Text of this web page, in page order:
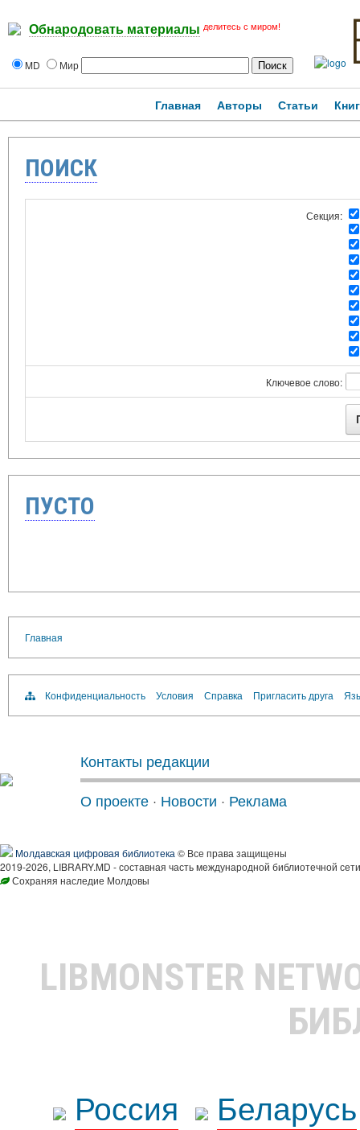
Обнародовать материалы делитесь с миром!
MD Мир
Главная Авторы Статьи
ПОИСК
Секция:
Ключевое слово:
ПУСТО
Главная
Конфиденциальность Условия Справка Пригласить друга
Контакты редакции
О проекте · Новости · Реклама
Молдавская цифровая библиотека © Все права защищены
2019-2026, LIBRARY.MD - составная часть международной библиотечной
Сохраняя наследие Молдовы
LIBMONSTER
Россия
Беларусь